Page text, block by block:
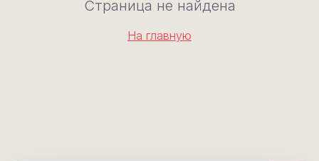
Страница не найдена
На главную